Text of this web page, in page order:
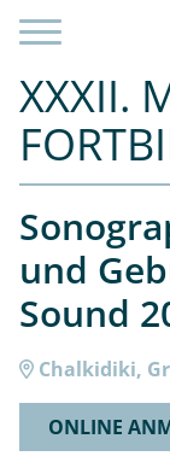
XXXII.
und
Sound
Chalkidiki,
ONLINE